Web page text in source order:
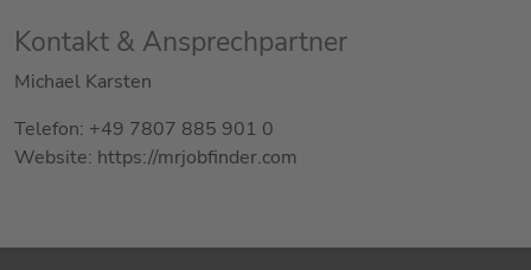
Kontakt & Ansprechpartner
Michael Karsten
Telefon: +49 7807 885 901 0
Website: https://mrjobfinder.com